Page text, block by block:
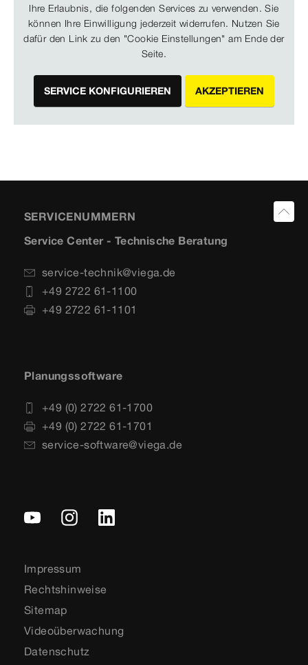
Ihre Erlaubnis, die folgenden Services zu verwenden. Sie
können Ihre Einwilligung jederzeit widerrufen. Nutzen Sie
dafür den Link zu den "Cookie Einstellungen" am Ende der
Seite.
SERVICE KONFIGURIEREN AKZEPTIEREN
SERVICENUMMERN
Service Center - Technische Beratung
service-technik@viega.de
+49 2722 61-1100
+49 2722 61-1101
Planungssoftware
+49 (0) 2722 61-1700
+49 (0) 2722 61-1701
service-software@viega.de
Impressum
Rechtshinweise
Sitemap
Videoüberwachung
Datenschutz